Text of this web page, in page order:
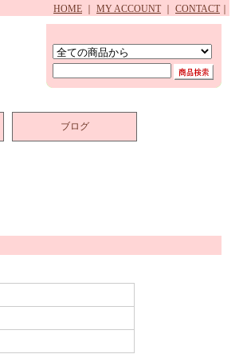
HOME MY ACCOUNT CONTACT
ブログ